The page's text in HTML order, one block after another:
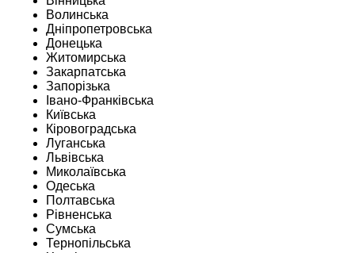
Волинська
Дніпропетровська
Донецька
Житомирська
Закарпатська
Запорізька
Івано-Франківська
Київська
Кіровоградська
Луганська
Львівська
Миколаївська
Одеська
Полтавська
Рівненська
Сумська
Тернопільська